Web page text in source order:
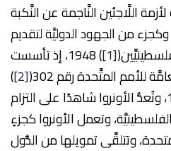
اللَّاجئين النَّاجمة عن النَّكبة
في عام 1948، وكجزء من الجهود الدوليَّة لتقديم
[1]
) 1948، إذ تأسست
للأمم المتَّحدة رقم 302(
[2]
)
الصَّادر بتاريخ 8 ديسمبر 1949، وتُعدُّ الأونروا شاهدًا على التزام
وتعمل الأونروا كجزءٍ
وتتلقَّى تمويلها من الدُّول